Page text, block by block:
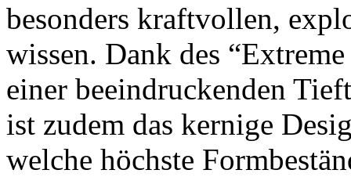
besonders kraftvollen,
wissen. Dank des
einer beeindruckenden
ist zudem das kernige
welche höchste